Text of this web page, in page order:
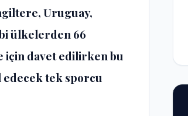
Uruguay,
ülkelerden 66
için davet edilirken bu
edecek tek sporcu